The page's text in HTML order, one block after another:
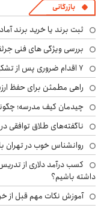
بازرگانی
ثبت برند یا خرید برند
بررسی ویژگی های فنی
۷ اقدام ضروری پس از تشکیل پرونده مواد مخدر؛ راهنمای خانواده‌ها
راهی مطمئن برای حفظ
چیدمان کیف مدرسه؛
ناگفته‌های طلاق
روانشناس خوب در تهران
کسب درآمد دلاری از
داشته باشیم؟
آموزش نکات مهم قبل از